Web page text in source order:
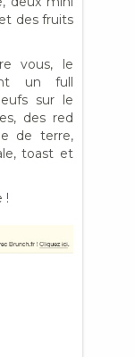
des fruits
vous, le
un full
sur le
des red
de terre,
toast et
!